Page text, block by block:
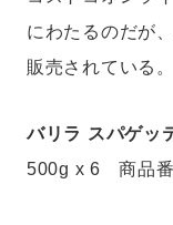
にわたるのだが
販売されている。
バリラ スパゲッ
500g x 6 商品番